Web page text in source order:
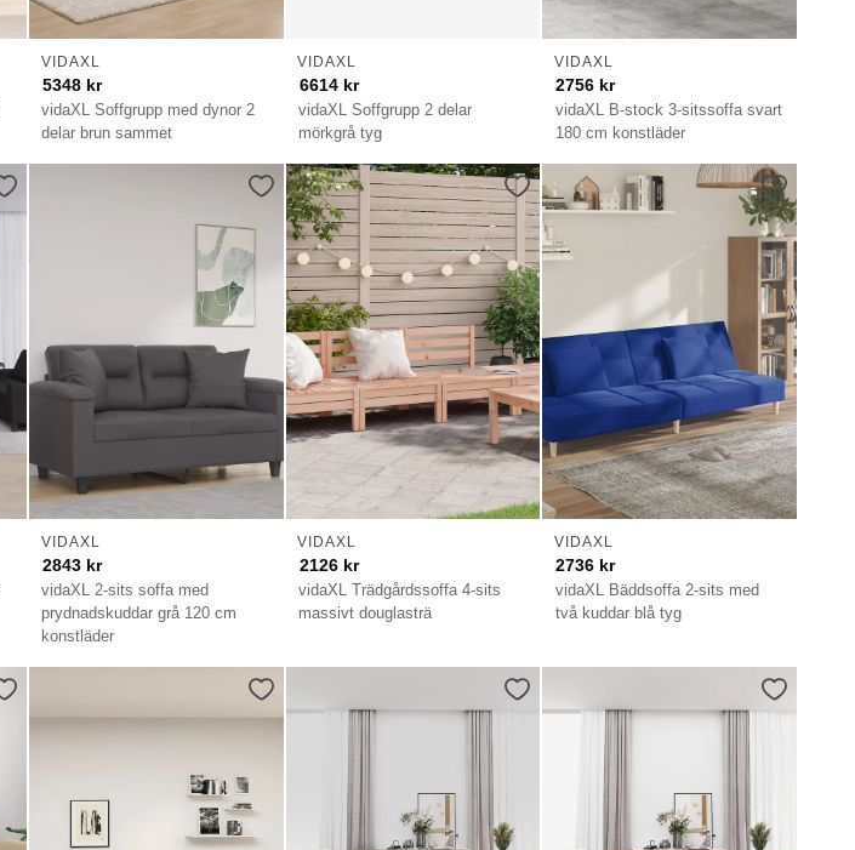
vidaXL Soffgrupp med dynor 2
delar brun sammet
VIDAXL
5348 kr
vidaXL Soffgrupp 2 delar
mörkgrå tyg
VIDAXL
6614 kr
vidaXL B-stock 3-sitssoffa svart
180 cm konstläder
VIDAXL
2756 kr
vidaXL 2-sits soffa med
prydnadskuddar grå 120 cm
konstläder
VIDAXL
2843 kr
vidaXL Trädgårdssoffa 4-sits
massivt douglasträ
VIDAXL
2126 kr
vidaXL Bäddsoffa 2-sits med
två kuddar blå tyg
VIDAXL
2736 kr